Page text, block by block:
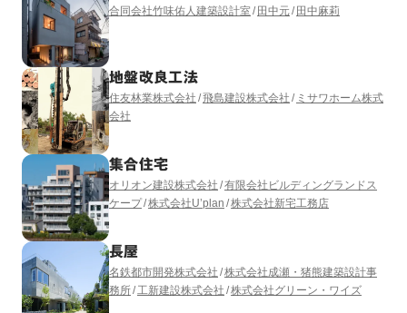
合同会社竹味佑人建築設計室 田中元 田中麻莉
地盤改良工法
住友林業株式会社 飛島建設株式会社
ミサワホーム株式
会社
集合住宅
オリオン建設株式会社 有限会社ビルディングランドス
ケープ 株式会社U’plan 株式会社新宅工務店
長屋
名鉄都市開発株式会社 株式会社成瀬・猪熊建築設計事
務所 工新建設株式会社 株式会社グリーン・ワイズ